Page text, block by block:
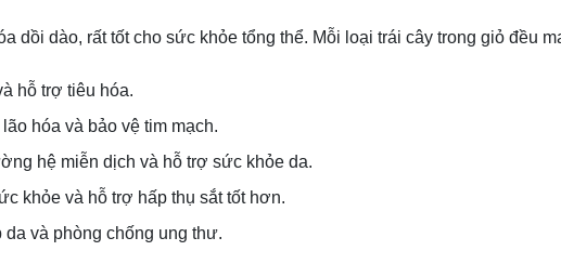
dồi dào, rất tốt cho sức khỏe tổng thể. Mỗi loại trái cây trong giỏ đều
hỗ trợ tiêu hóa.
hóa và bảo vệ tim mạch.
hệ miễn dịch và hỗ trợ sức khỏe da.
khỏe và hỗ trợ hấp thụ sắt tốt hơn.
và phòng chống ung thư.